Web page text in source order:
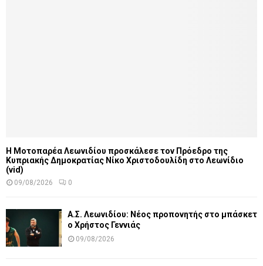
Η Μοτοπαρέα Λεωνιδίου προσκάλεσε τον Πρόεδρο της
Κυπριακής Δημοκρατίας Νίκο Χριστοδουλίδη στο Λεωνίδιο
(vid)
09/08/2026 0
Α.Σ. Λεωνιδίου: Νέος προπονητής στο μπάσκετ
ο Χρήστος Γεννιάς
09/08/2026